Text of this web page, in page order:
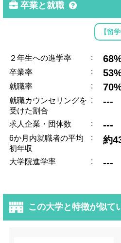
卒業と就職
【留
２年生への進学率 :
卒業率 :
就職率 :
就職カウンセリングを
受けた割合
: ---
求人企業・団体数 : ---
6か月内就職者の平均
初年収
: 約
大学院進学率 : ---
この大学と特徴が似て